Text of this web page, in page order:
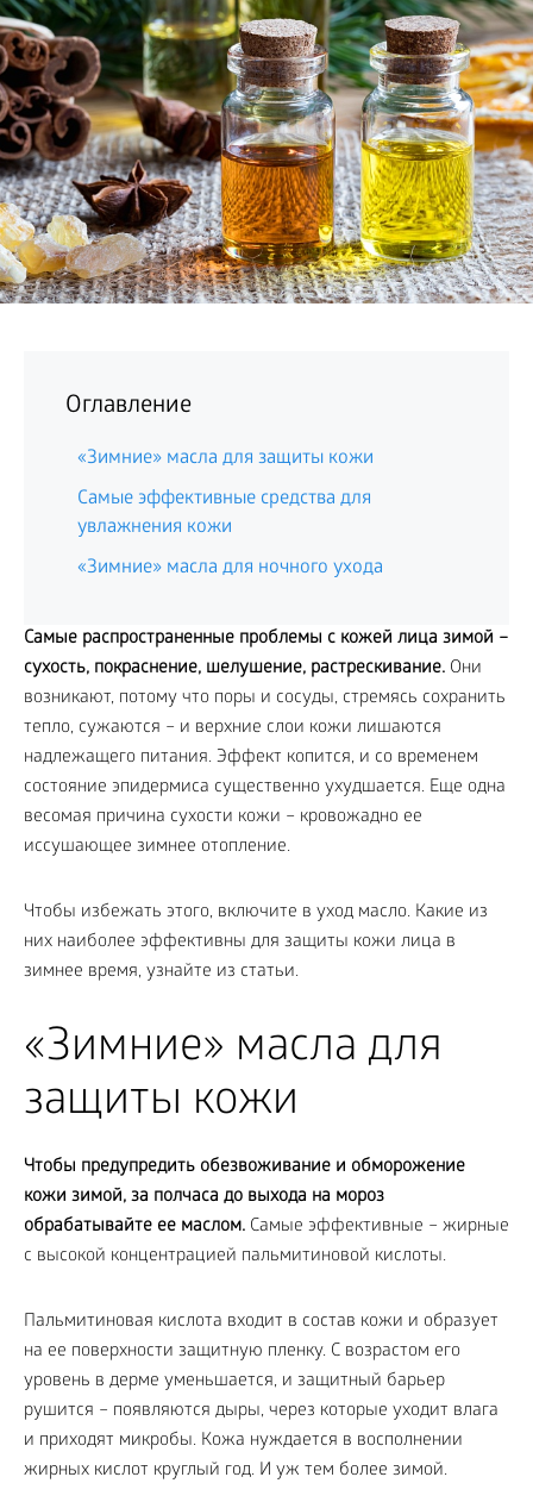
Оглавление
«Зимние» масла для защиты кожи
Самые эффективные средства для
увлажнения кожи
«Зимние» масла для ночного ухода
Самые распространенные проблемы с кожей лица зимой –
сухость, покраснение, шелушение, растрескивание. Они
возникают, потому что поры и сосуды, стремясь сохранить
тепло, сужаются – и верхние слои кожи лишаются
надлежащего питания. Эффект копится, и со временем
состояние эпидермиса существенно ухудшается. Еще одна
весомая причина сухости кожи – кровожадно ее
иссушающее зимнее отопление.
Чтобы избежать этого, включите в уход масло. Какие из
них наиболее эффективны для защиты кожи лица в
зимнее время, узнайте из статьи.
«Зимние» масла для
защиты кожи
Чтобы предупредить обезвоживание и обморожение
кожи зимой, за полчаса до выхода на мороз
обрабатывайте ее маслом. Самые эффективные – жирные
с высокой концентрацией пальмитиновой кислоты.
Пальмитиновая кислота входит в состав кожи и образует
на ее поверхности защитную пленку. С возрастом его
уровень в дерме уменьшается, и защитный барьер
рушится – появляются дыры, через которые уходит влага
и приходят микробы. Кожа нуждается в восполнении
жирных кислот круглый год. И уж тем более зимой.